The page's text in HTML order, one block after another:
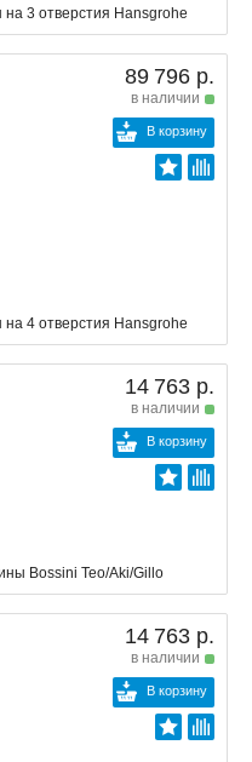
3 отверстия Hansgrohe
89 796 р.
в наличии
В корзину
4 отверстия Hansgrohe
14 763 р.
в наличии
В корзину
Bossini Teo/Aki/Gillo
14 763 р.
в наличии
В корзину